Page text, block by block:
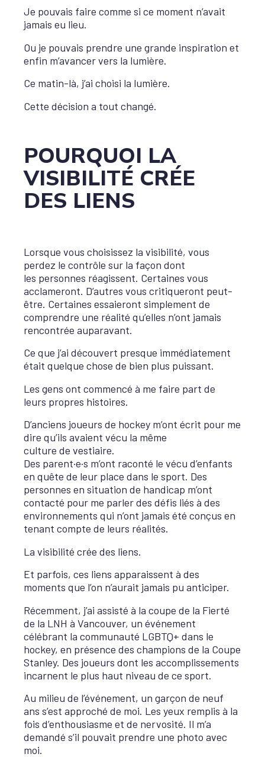
Je pouvais faire comme si ce moment n’avait
jamais eu lieu.
Ou je pouvais prendre une grande inspiration et
enfin m’avancer vers la lumière.
Ce matin-là, j’ai choisi la lumière.
Cette décision a tout changé.
POURQUOI LA
VISIBILITÉ CRÉE
DES LIENS
Lorsque vous choisissez la visibilité, vous
perdez le contrôle sur la façon dont
les personnes réagissent. Certaines vous
acclameront. D’autres vous critiqueront peut-
être. Certaines essaieront simplement de
comprendre une réalité qu’elles n’ont jamais
rencontrée auparavant.
Ce que j’ai découvert presque immédiatement
était quelque chose de bien plus puissant.
Les gens ont commencé à me faire part de
leurs propres histoires.
D’anciens joueurs de hockey m’ont écrit pour me
dire qu’ils avaient vécu la même
culture de vestiaire.
Des parent·e·s m’ont raconté le vécu d’enfants
en quête de leur place dans le sport. Des
personnes en situation de handicap m’ont
contacté pour me parler des défis liés à des
environnements qui n’ont jamais été conçus en
tenant compte de leurs réalités.
La visibilité crée des liens.
Et parfois, ces liens apparaissent à des
moments que l’on n’aurait jamais pu anticiper.
Récemment, j’ai assisté à la coupe de la Fierté
de la LNH à Vancouver, un événement
célébrant la communauté LGBTQ+ dans le
hockey, en présence des champions de la Coupe
Stanley. Des joueurs dont les accomplissements
incarnent le plus haut niveau de ce sport.
Au milieu de l’événement, un garçon de neuf
ans s’est approché de moi. Les yeux remplis à la
fois d’enthousiasme et de nervosité. Il m’a
demandé s’il pouvait prendre une photo avec
moi.